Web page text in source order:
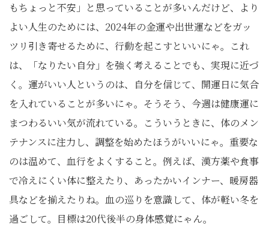
もちょっと不安」と思っていることが多いんだけど、より
よい人生のためには、2024年の金運や出世運などをガッ
ツリ引き寄せるために、行動を起こすといいにゃ。これ
は、「なりたい自分」を強く考えることでも、実現に近づ
く。運がいい人というのは、自分を信じて、開運日に気合
を入れていることが多いにゃ。そうそう、今週は健康運に
まつわるいい気が流れている。こういうときに、体のメン
テナンスに注力し、調整を始めたほうがいいにゃ。重要な
のは温めて、血行をよくすること。例えば、漢方薬や食事
で冷えにくい体に整えたり、あったかいインナー、暖房器
具などを揃えたりね。血の巡りを意識して、体が軽い冬を
過ごして。目標は20代後半の身体感覚にゃん。